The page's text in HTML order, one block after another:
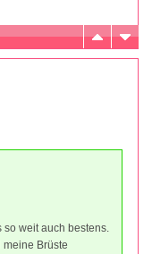
weit auch bestens.
Brüste